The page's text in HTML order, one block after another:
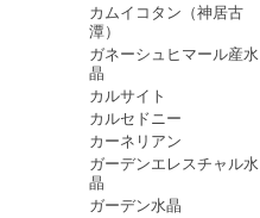
カムイコタン（神居古
潭）
ガネーシュヒマール産水
晶
カルサイト
カルセドニー
カーネリアン
ガーデンエレスチャル水
晶
ガーデン水晶